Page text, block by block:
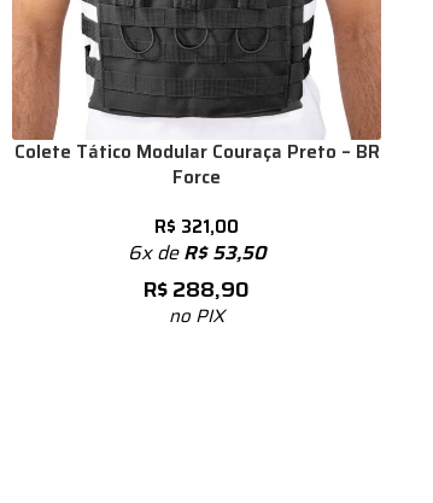
Colete Tático Modular Couraça Preto – BR
Force
R$ 321,00
6x deR$53,50
R$288,90
no PIX